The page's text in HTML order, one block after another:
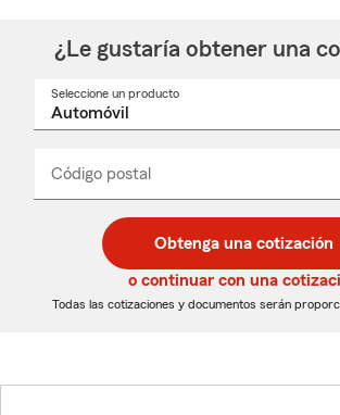
¿Le gustaría obtener una
Seleccione un producto
desplegable
Código postal
de
5
dígitos
de
5
dígitos
_____
Obtenga una cotización
o continuar con una
Todas las cotizaciones y documentos serán